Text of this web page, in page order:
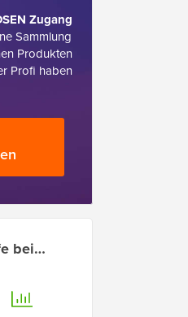
Zugang
Sammlung
Produkten
Profi haben
bei…